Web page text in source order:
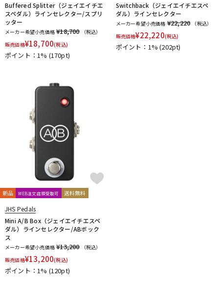
DJ機器 DTM
配信/ライブ機器
中古
Buffered Splitter（ジェイエイチエ
スペダル）ラインセレクター/スプリ
ッター
メーカー希望小売価格 ¥18,700
（税込）
販売価格¥18,700(税込)
ポイント：1% (170pt)
Switchback（ジェイエイチエスペ
ダル）ラインセレクター
メーカー希望小売価格 ¥22,220
（税込）
販売価格¥22,220(税込)
ポイント：1%(202pt)
新品 WEB注文店頭受取可 送料無料
JHS Pedals
Mini A/B Box（ジェイエイチエスペ
ダル）ラインセレクター/ABボック
ス
メーカー希望小売価格 ¥13,200
（税込）
販売価格¥13,200(税込)
ポイント：1% (120pt)